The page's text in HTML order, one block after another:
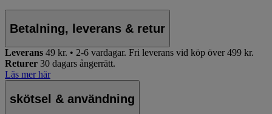
Betalning, leverans & retur
Leverans 49 kr. • 2-6 vardagar. Fri leverans vid köp över 499 kr.
Returer 30 dagars ångerrätt.
Läs mer här
skötsel & användning